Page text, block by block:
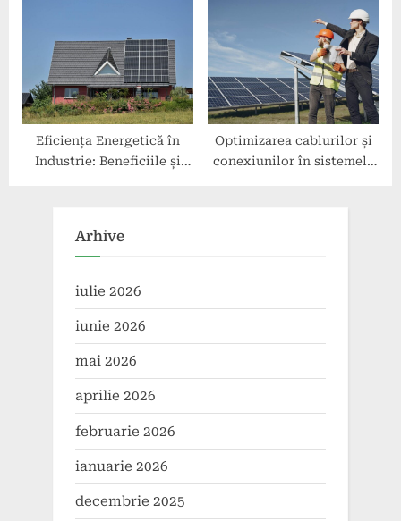
Eficiența Energetică în
Industrie: Beneficiile și
Optimizarea cablurilor și
conexiunilor în sistemele
Arhive
iulie 2026
iunie 2026
mai 2026
aprilie 2026
februarie 2026
ianuarie 2026
decembrie 2025